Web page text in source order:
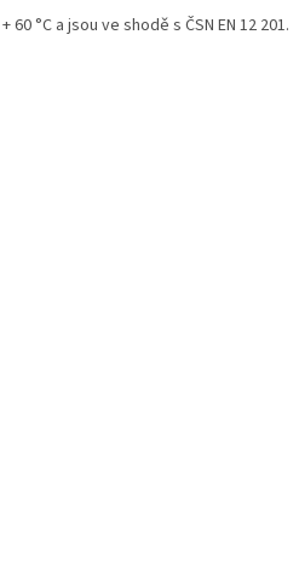
°C a jsou ve shodě s ČSN EN 12 201.